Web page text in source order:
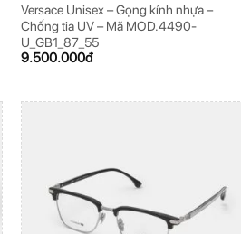
Versace Unisex – Gọng kính nhựa –
Chống tia UV – Mã MOD.4490-
U_GB1_87_55
9.500.000đ